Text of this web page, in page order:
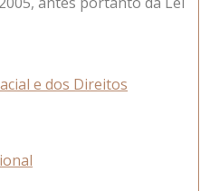
e dos Direitos